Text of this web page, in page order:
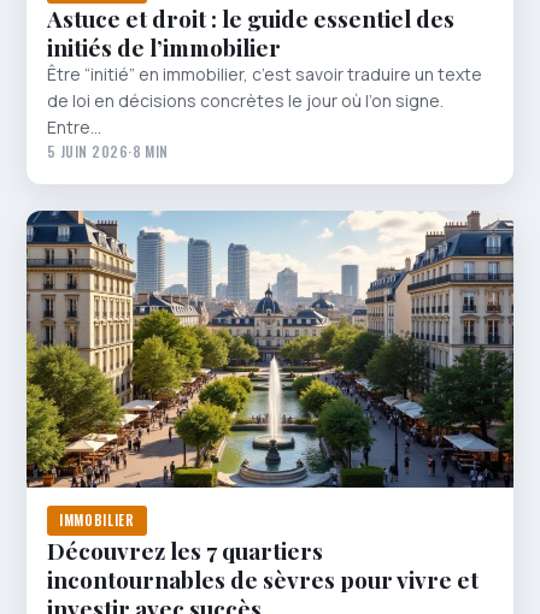
Astuce et droit : le guide essentiel des
initiés de l’immobilier
Être “initié” en immobilier, c’est savoir traduire un texte
de loi en décisions concrètes le jour où l’on signe.
Entre…
5 JUIN 2026·8 MIN
IMMOBILIER
Découvrez les 7 quartiers
incontournables de sèvres pour vivre et